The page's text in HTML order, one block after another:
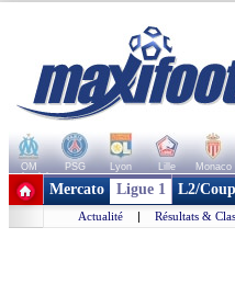
OM PSG Lyon Lille Monaco
+ de clubs
Mercato Ligue 1 L2/
Actualité | Résultats &